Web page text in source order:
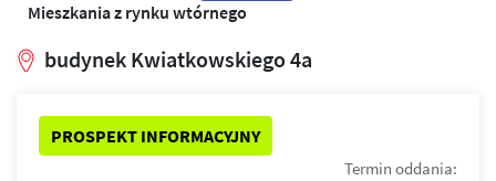
Mieszkania z rynku wtórnego
budynek Kwiatkowskiego 4a
PROSPEKT INFORMACYJNY
Termin oddania: